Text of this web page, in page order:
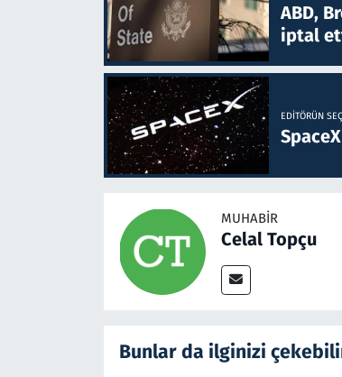
ABD,
iptal
EDITÖRÜN
MUHABIR
Celal Topçu
Bunlar da ilginizi